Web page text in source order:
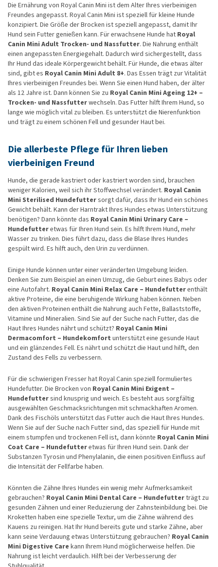
Die Ernährung von Royal Canin Mini ist dem Alter Ihres vierbeinigen
Freundes angepasst. Royal Canin Mini ist speziell für kleine Hunde
konzipiert. Die Größe der Brocken ist speziell angepasst, damit Ihr
Hund sein Futter genießen kann. Für erwachsene Hunde hat Royal
Canin Mini Adult Trocken- und Nassfutter. Die Nahrung enthält
einen angepassten Energiegehalt. Dadurch wird sichergestellt, dass
Ihr Hund das ideale Körpergewicht behält. Für Hunde, die etwas älter
sind, gibt es Royal Canin Mini Adult 8+. Das Essen trägt zur Vitalität
Ihres vierbeinigen Freundes bei. Wenn Sie einen Hund haben, der älter
als 12 Jahre ist. Dann können Sie zu Royal Canin Mini Ageing 12+ –
Trocken- und Nassfutterwechseln. Das Futter hilft Ihrem Hund, so
lange wie möglich vital zu bleiben. Es unterstützt die Nierenfunktion
und trägt zu einem schönen Fell und gesunder Haut bei.
Die allerbeste Pflege für Ihren lieben
vierbeinigen Freund
Hunde, die gerade kastriert oder kastriert worden sind, brauchen
weniger Kalorien, weil sich ihr Stoffwechsel verändert. Royal Canin
Mini Sterilised Hundefuttersorgt dafür, dass Ihr Hund ein schönes
Gewicht behält. Kann der Harntrakt Ihres Hundes etwas Unterstützung
benötigen? Dann könnte das Royal Canin Mini Urinary Care –
Hundefutteretwas für Ihren Hund sein. Es hilft Ihrem Hund, mehr
Wasser zu trinken. Dies führt dazu, dass die Blase Ihres Hundes
gespült wird. Es hilft auch, den Urin zu verdünnen.
Einige Hunde können unter einer veränderten Umgebung leiden.
Denken Sie zum Beispiel an einen Umzug, die Geburt eines Babys oder
eine Autofahrt. Royal Canin Mini Relax Care – Hundefutterenthält
aktive Proteine, die eine beruhigende Wirkung haben können. Neben
den aktiven Proteinen enthält die Nahrung auch Fette, Ballaststoffe,
Vitamine und Mineralien. Sind Sie auf der Suche nach Futter, das die
Haut Ihres Hundes nährt und schützt? Royal Canin Mini
Dermacomfort – Hundekomfort unterstützt eine gesunde Haut
und ein glänzendes Fell. Es nährt und schützt die Haut und hilft, den
Zustand des Fells zu verbessern.
Für die schwierigen Fresser hat Royal Canin speziell formuliertes
Hundefutter. Die Brocken von Royal Canin Mini Exigent –
Hundefuttersind knusprig und weich. Es besteht aus sorgfältig
ausgewählten Geschmacksrichtungen mit schmackhaften Aromen.
Dank des Fischöls unterstützt das Futter auch die Haut Ihres Hundes.
Wenn Sie auf der Suche nach Futter sind, das speziell für Hunde mit
einem stumpfen und trockenen Fell ist, dann könnte Royal Canin Mini
Coat Care – Hundefutteretwas für Ihren Hund sein. Dank der
Substanzen Tyrosin und Phenylalanin, die einen positiven Einfluss auf
die Intensität der Fellfarbe haben.
Könnten die Zähne Ihres Hundes ein wenig mehr Aufmerksamkeit
gebrauchen? Royal Canin Mini Dental Care – Hundefutterträgt zu
gesunden Zähnen und einer Reduzierung der Zahnsteinbildung bei. Die
Kroketten haben eine spezielle Textur, um die Zähne während des
Kauens zu reinigen. Hat Ihr Hund bereits gute und starke Zähne, aber
kann seine Verdauung etwas Unterstützung gebrauchen? Royal Canin
Mini Digestive Care kann Ihrem Hund möglicherweise helfen. Die
Nahrung ist leicht verdaulich. Hilft bei der Verbesserung der